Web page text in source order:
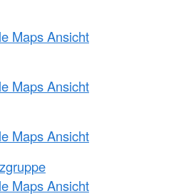
Maps Ansicht
Maps Ansicht
Maps Ansicht
Maps Ansicht